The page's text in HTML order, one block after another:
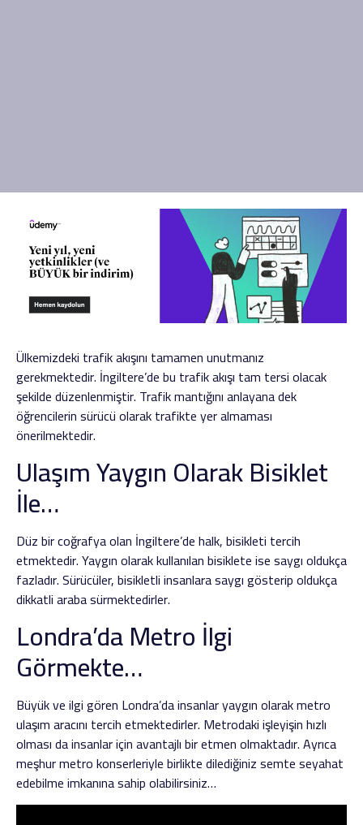
Ülkemizdeki trafik akışını tamamen unutmanız
gerekmektedir. İngiltere’de bu trafik akışı tam tersi olacak
şekilde düzenlenmiştir. Trafik mantığını anlayana dek
öğrencilerin sürücü olarak trafikte yer almaması
önerilmektedir.
Ulaşım Yaygın Olarak Bisiklet
İle…
Düz bir coğrafya olan İngiltere’de halk, bisikleti tercih
etmektedir. Yaygın olarak kullanılan bisiklete ise saygı oldukça
fazladır. Sürücüler, bisikletli insanlara saygı gösterip oldukça
dikkatli araba sürmektedirler.
Londra’da Metro İlgi
Görmekte…
Büyük ve ilgi gören Londra’da insanlar yaygın olarak metro
ulaşım aracını tercih etmektedirler. Metrodaki işleyişin hızlı
olması da insanlar için avantajlı bir etmen olmaktadır. Ayrıca
meşhur metro konserleriyle birlikte dilediğiniz semte seyahat
edebilme imkanına sahip olabilirsiniz…